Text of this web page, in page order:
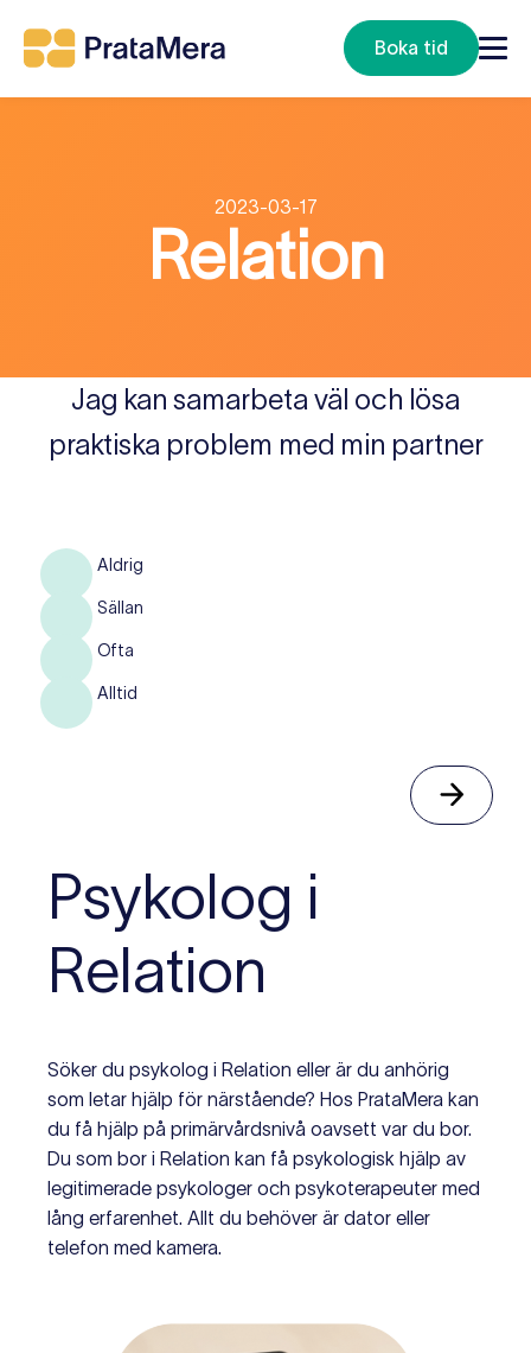
Boka tid
2023-03-17
Relation
Jag kan samarbeta väl och lösa
praktiska problem med min partner
Aldrig
Sällan
Ofta
Alltid
Psykolog i
Relation
Söker du psykolog i Relation eller är du anhörig
som letar hjälp för närstående? Hos PrataMera kan
du få hjälp på primärvårdsnivå oavsett var du bor.
Du som bor i Relation kan få psykologisk hjälp av
legitimerade psykologer och psykoterapeuter med
lång erfarenhet. Allt du behöver är dator eller
telefon med kamera.